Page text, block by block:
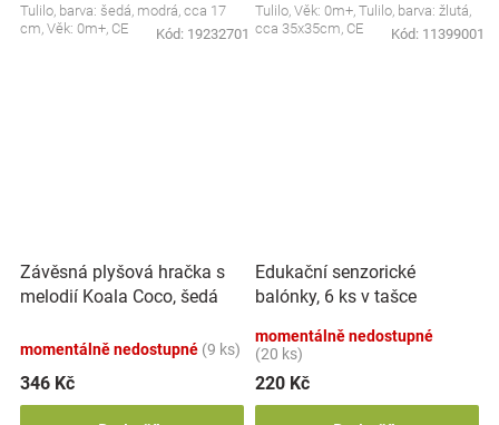
Tulilo, barva: šedá, modrá, cca 17
cm, Věk: 0m+, CE
Kód: 19232701
Tulilo, Věk: 0m+, Tulilo, barva: žlutá,
cca 35x35cm, CE
Kód: 11399001
Závěsná plyšová hračka s
melodií Koala Coco, šedá
momentálně nedostupné (9 ks)
346 Kč
Edukační senzorické
balónky, 6 ks v tašce
momentálně nedostupné
(20 ks)
220 Kč